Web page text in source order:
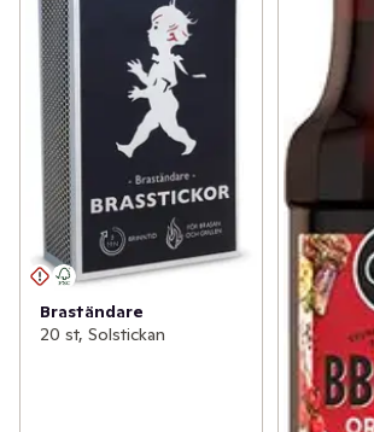
Braständare
20 st, Solstickan